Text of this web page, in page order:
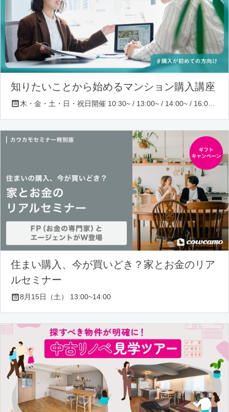
知りたいことから始めるマンション購入講座
住まい購入、今が買いどき？家とお金のリア
ルセミナー
8月15日（土） 13:00~14:00